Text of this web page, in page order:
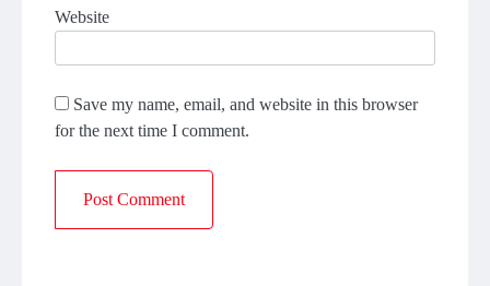
Website
Save my name, email, and website in this browser
for the next time I comment.